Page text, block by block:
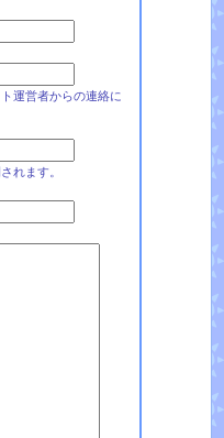
運営者からの連絡に
れます。